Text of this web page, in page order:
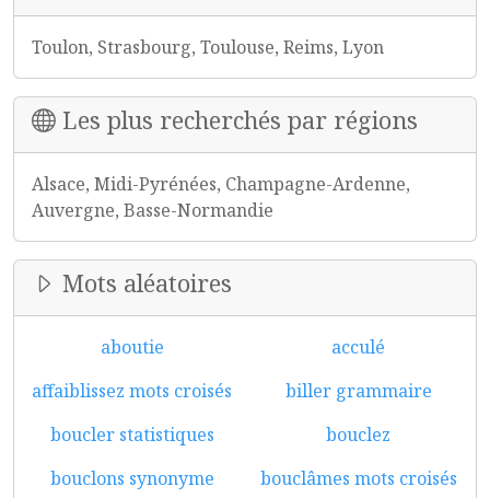
Toulon, Strasbourg, Toulouse, Reims, Lyon
Les plus recherchés par régions
Alsace, Midi-Pyrénées, Champagne-Ardenne,
Auvergne, Basse-Normandie
Mots aléatoires
aboutie
acculé
affaiblissez mots croisés
biller grammaire
boucler statistiques
bouclez
bouclons synonyme
bouclâmes mots croisés